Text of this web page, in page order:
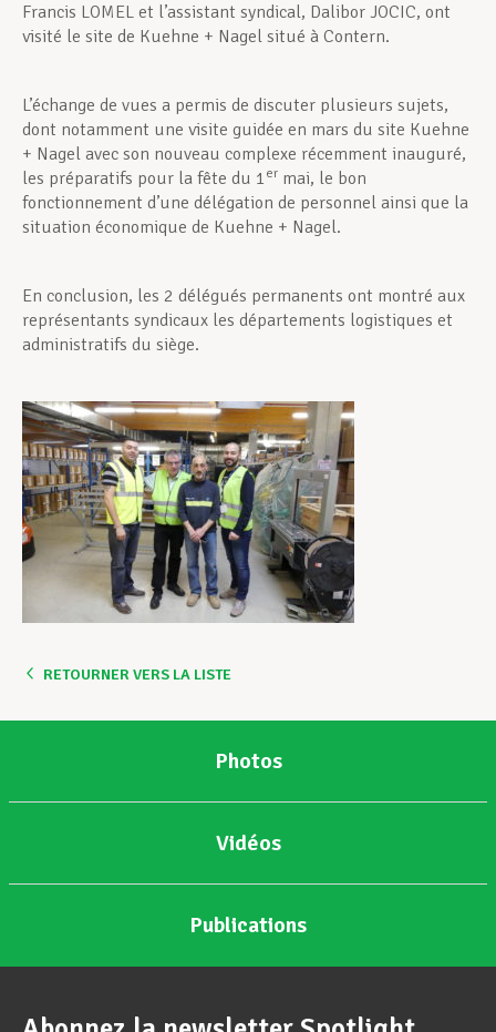
Francis LOMEL et l’assistant syndical, Dalibor JOCIC, ont
visité le site de Kuehne + Nagel situé à Contern.
L’échange de vues a permis de discuter plusieurs sujets,
dont notamment une visite guidée en mars du site Kuehne
+ Nagel avec son nouveau complexe récemment inauguré,
les préparatifs pour la fête du 1 er mai, le bon
fonctionnement d’une délégation de personnel ainsi que la
situation économique de Kuehne + Nagel.
En conclusion, les 2 délégués permanents ont montré aux
représentants syndicaux les départements logistiques et
administratifs du siège.
RETOURNER VERS LA LISTE
Photos
Vidéos
Publications